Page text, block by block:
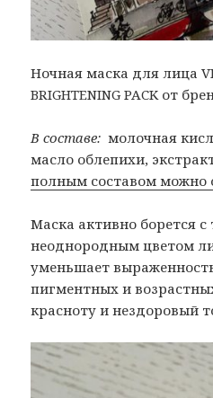
Ночная маска для лица
BRIGHTENING PACK от
В составе: молочная
масло облепихи,
полным составом можно
Маска активно борется с
неоднородным цветом
уменьшает
пигментных и
красноту и нездоровый